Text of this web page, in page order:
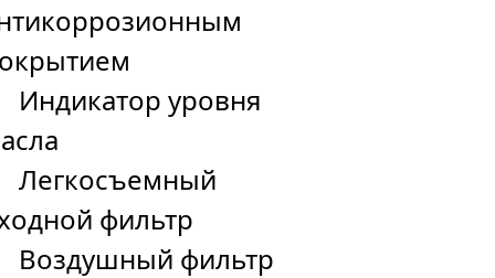
Индикатор уровня
Легкосъемный
фильтр
Воздушный фильтр